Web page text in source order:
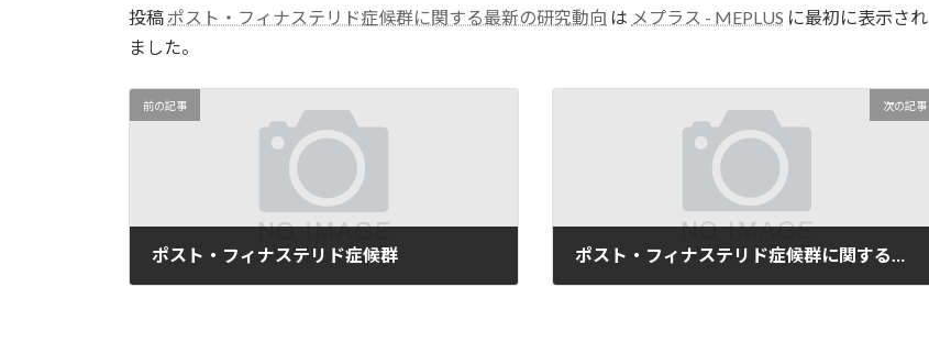
投稿 ポスト・フィナステリド症候群に関する最新の研究動向 は メプラス - MEPLUS に最初に表示され
ました。
前の記事
ポスト・フィナステリド症候群
次の記事
ポスト・フィナステリド症候群に関する最新の研究動向